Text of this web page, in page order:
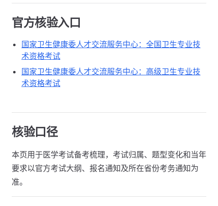
官方核验入口
国家卫生健康委人才交流服务中心：全国卫生专业技
术资格考试
国家卫生健康委人才交流服务中心：高级卫生专业技
术资格考试
核验口径
本页用于医学考试备考梳理，考试归属、题型变化和当年
要求以官方考试大纲、报名通知及所在省份考务通知为
准。